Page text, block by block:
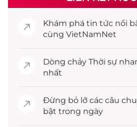
Khám phá tin tức nổi
cùng VietNamNet
Dòng chảy Thời sự
nhất
Đừng bỏ lỡ các câu
bật trong ngày